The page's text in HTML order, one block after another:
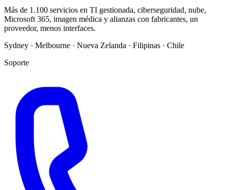
Más de 1.100 servicios en TI gestionada, ciberseguridad, nube,
Microsoft 365, imagen médica y alianzas con fabricantes, un
proveedor, menos interfaces.
Sydney · Melbourne · Nueva Zelanda · Filipinas · Chile
Soporte